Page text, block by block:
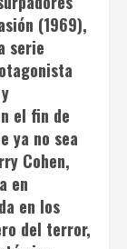
(1969),
serie
el fin de
ya no sea
Cohen,
en
en los
del terror,